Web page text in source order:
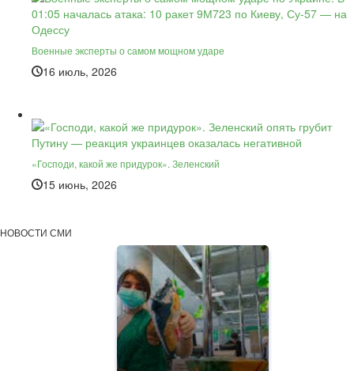
Военные эксперты о самом мощном ударе
16 июль, 2026
«Господи, какой же придурок». Зеленский
15 июнь, 2026
НОВОСТИ СМИ